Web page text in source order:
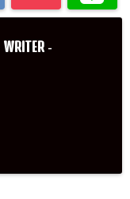
WRITER -